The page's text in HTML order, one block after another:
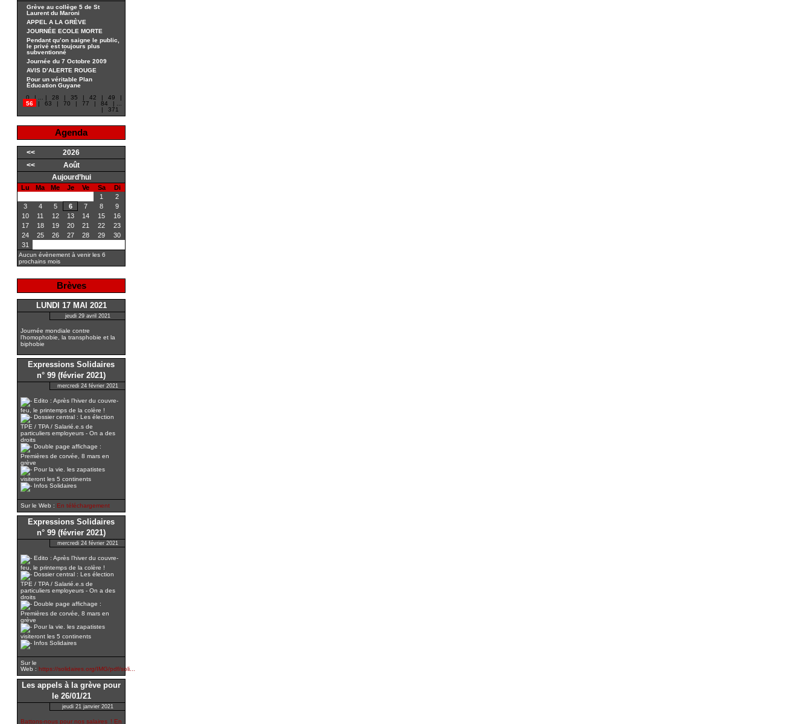
Grève au collège 5 de St
Laurent du Maroni
APPEL A LA GRÈVE
JOURNÉE ECOLE MORTE
Pendant qu’on saigne le public,
le privé est toujours plus
subventionné
Journée du 7 Octobre 2009
AVIS D’ALERTE ROUGE
Pour un véritable Plan
Éducation Guyane
0
| | 28 | 35 | 42 | 49
|
56
| 63 | 70 | 77 | 84 |
|
371
Agenda
<<
2026
<<
Août
Aujourd’hui
Lu Ma Me Je Ve Sa
Di
1
2
3
4 5 6 7 8
9
10
11 12 13 14 15
16
17
18 19 20 21 22
23
24
25 26 27 28 29
30
31
Aucun évènement à venir les 6
prochains mois
Brèves
LUNDI 17 MAI 2021
jeudi 29 avril 2021
Journée mondiale contre
l’homophobie, la transphobie et la
biphobie
Expressions Solidaires
n° 99 (février 2021)
mercredi 24 février 2021
Edito : Après l’hiver du couvre-
feu, le printemps de la colère !
Dossier central : Les élection
TPE / TPA / Salarié.e.s de
particuliers employeurs - On a des
droits
Double page affichage :
Premières de corvée, 8 mars en
grève
Pour la vie. les zapatistes
visiteront les 5 continents
Infos Solidaires
Sur le Web : En téléchargement
Expressions Solidaires
n° 99 (février 2021)
mercredi 24 février 2021
Edito : Après l’hiver du couvre-
feu, le printemps de la colère !
Dossier central : Les élection
TPE / TPA / Salarié.e.s de
particuliers employeurs - On a des
droits
Double page affichage :
Premières de corvée, 8 mars en
grève
Pour la vie. les zapatistes
visiteront les 5 continents
Infos Solidaires
Sur le
Web : https://solidaires.org/IMG/pdf/soli...
Les appels à la grève pour
le 26/01/21
jeudi 21 janvier 2021
Battons-nous pour nos salaires ! En